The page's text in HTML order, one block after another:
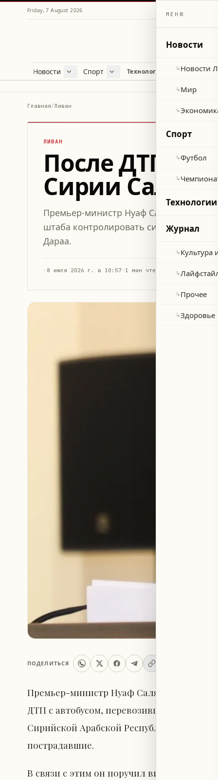
Friday, 7 August 2026
Новости
Новости ЛиванаСпорт
Футбол
Технологии и наука
Главная/Ливан
ЛИВАН
После ДТП с
Сирии Салям
Премьер-министр Нуаф Салям поручил
штаба контролировать ситуацию
Дараа.
· 8 июля 2026 г. в 10:57 · 1 мин чтения
ПОДЕЛИТЬСЯ
Премьер-министр Нуаф Салям в
ДТП с автобусом, перевозившим
Сирийской Арабской Республике, в
пострадавшие.
В связи с этим он поручил вице-
МЕНЮ
Новости
↳Новости
↳Мир
↳
Спорт
↳Футбол
↳
Технологии
Журнал
↳Культура
↳
↳Прочее
↳Здоровье